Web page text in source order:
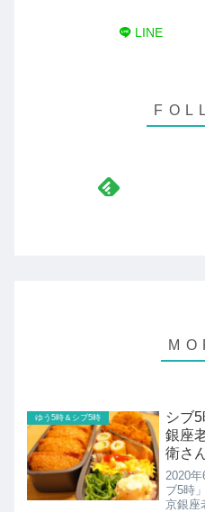
LINE
ゆう5時＆シブ5時
シブ
銀座
衛さ
2020
ブ5時
京銀座